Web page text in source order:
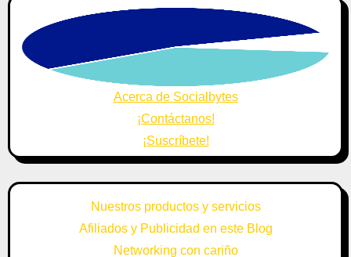
Acerca de Socialbytes
¡Contáctanos!
¡Suscríbete!
Nuestros productos y servicios
Afiliados y Publicidad en este Blog
Networking con cariño